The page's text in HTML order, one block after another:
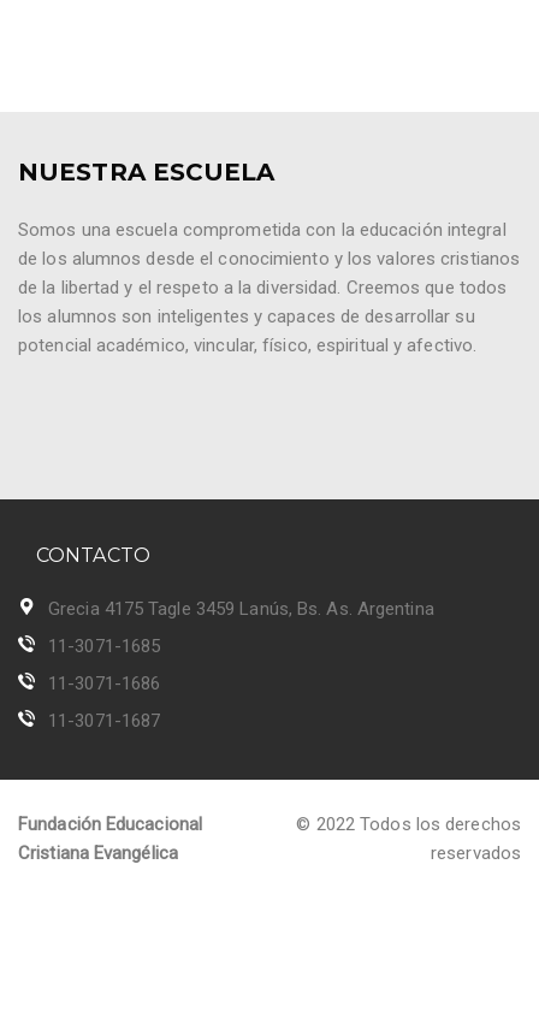
NUESTRA ESCUELA
Somos una escuela comprometida con la educación integral
de los alumnos desde el conocimiento y los valores cristianos
de la libertad y el respeto a la diversidad. Creemos que todos
los alumnos son inteligentes y capaces de desarrollar su
potencial académico, vincular, físico, espiritual y afectivo.
CONTACTO
Grecia 4175 Tagle 3459 Lanús, Bs. As. Argentina
11-3071-1685
11-3071-1686
11-3071-1687
Fundación Educacional
Cristiana Evangélica
© 2022 Todos los derechos
reservados